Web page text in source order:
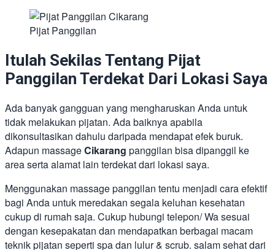
Pijat Panggilan
Itulah Sekilas Tentang Pijat
Panggilan Terdekat Dari Lokasi Saya
Ada banyak gangguan yang mengharuskan Anda untuk
tidak melakukan pijatan. Ada baiknya apabila
dikonsultasikan dahulu daripada mendapat efek buruk.
Adapun massageCikarang panggilan bisa dipanggil ke
area serta alamat lain terdekat dari lokasi saya.
Menggunakan massage panggilan tentu menjadi cara efektif
bagi Anda untuk meredakan segala keluhan kesehatan
cukup di rumah saja. Cukup hubungi telepon/ Wa sesuai
dengan kesepakatan dan mendapatkan berbagai macam
teknik pijatan seperti spa dan lulur & scrub. salam sehat dari